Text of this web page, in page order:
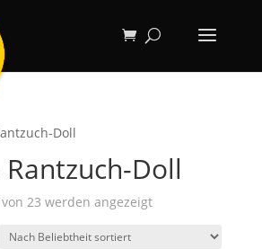
Doll
Doll
23 werden angezeigtNach